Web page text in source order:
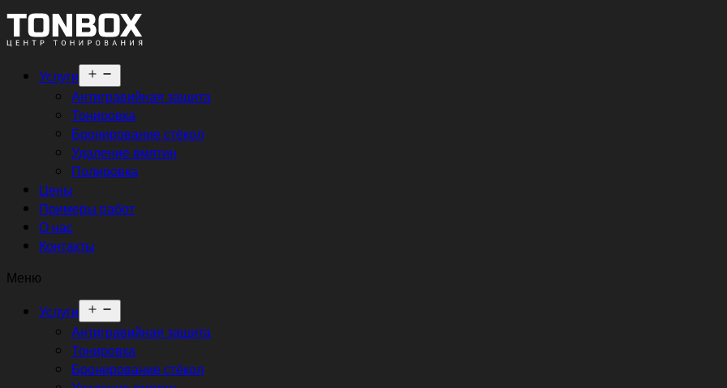
Услуги
меню
Антигравийная защита
Тонировка
Бронирование стёкол
Удаление вмятин
Полировка
Цены
Примеры работ
О нас
Контакты
Меню
Услуги
меню
Антигравийная защита
Тонировка
Бронирование стёкол